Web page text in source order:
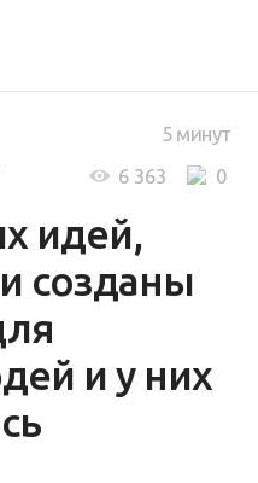
идей,
созданы
и у них
5 минут
0
6 363